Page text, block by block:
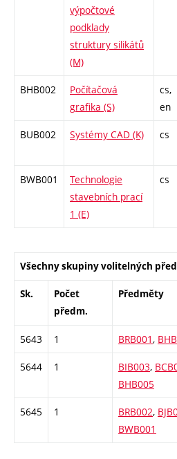
výpočtové
podklady
struktury silikátů
(M)
BHB002
Počítačová
grafika (S)
cs,
en
BUB002 Systémy CAD (K) cs
BWB001
Technologie
stavebních prací
1 (E)
cs
Všechny skupiny volitelných
Sk.
Počet
předm.
Předměty
5643 1 BRB001 ,
5644 1 BIB003,
BHB005
5645 1 BRB002,
BWB001